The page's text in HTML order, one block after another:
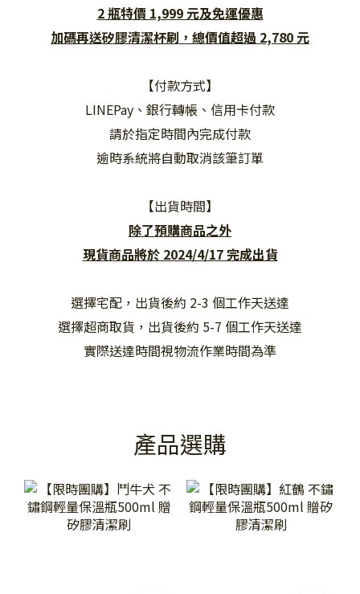
2 瓶特價 1,999 元及免運優惠
加碼再送矽膠清潔杯刷， 總價值超過 2,780 元
【付款方式】
LINEPay、銀行轉帳、信用卡付款
請於指定時間內完成付款
逾時系統將自動取消該筆訂單
【出貨時間】
除了預購商品之外
現貨商品將於 2024/4/17 完成出貨
選擇宅配，出貨後約 2-3 個工作天送達
選擇超商取貨，出貨後約 5-7 個工作天送達
實際送達時間視物流作業時間為準
產品選購